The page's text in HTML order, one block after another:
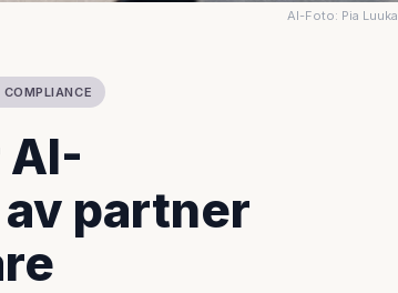
AI-Foto: Pia Luuka
partner